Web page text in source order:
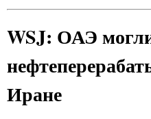
WSJ: ОАЭ
Иране